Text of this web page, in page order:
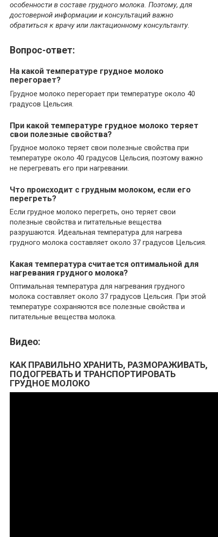
особенности в составе грудного молока. Поэтому, для
достоверной информации и консультаций важно
обратиться к врачу или лактационному консультанту.
Вопрос-ответ:
На какой температуре грудное молоко
перегорает?
Грудное молоко перегорает при температуре около 40
градусов Цельсия.
При какой температуре грудное молоко теряет
свои полезные свойства?
Грудное молоко теряет свои полезные свойства при
температуре около 40 градусов Цельсия, поэтому важно
не перегревать его при нагревании.
Что происходит с грудным молоком, если его
перегреть?
Если грудное молоко перегреть, оно теряет свои
полезные свойства и питательные вещества
разрушаются. Идеальная температура для нагрева
грудного молока составляет около 37 градусов Цельсия.
Какая температура считается оптимальной для
нагревания грудного молока?
Оптимальная температура для нагревания грудного
молока составляет около 37 градусов Цельсия. При этой
температуре сохраняются все полезные свойства и
питательные вещества молока.
Видео:
КАК ПРАВИЛЬНО ХРАНИТЬ, РАЗМОРАЖИВАТЬ,
ПОДОГРЕВАТЬ И ТРАНСПОРТИРОВАТЬ
ГРУДНОЕ МОЛОКО